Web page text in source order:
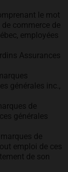
le mot
commerce de
employées
Assurances
générales inc.,
de
générales
de
emploi de ces
de son